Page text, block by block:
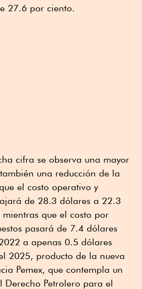
27.6 por ciento.
cifra se observa una mayor
una reducción de la
el costo operativo y
de 28.3 dólares a 22.3
mientras que el costo por
pasará de 7.4 dólares
a apenas 0.5 dólares
2025, producto de la nueva
Pemex, que contempla un
Derecho Petrolero para el